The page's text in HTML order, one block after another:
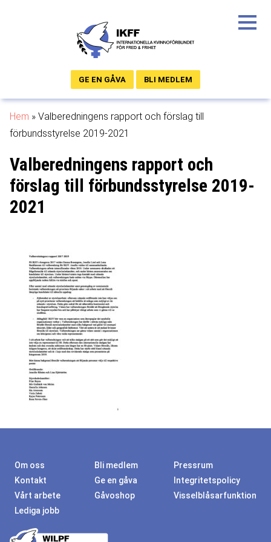
BLI MEDLEM
GE EN GÅVA
Hem » Valberedningens rapport och förslag till
förbundsstyrelse 2019-2021
Valberedningens rapport och
förslag till förbundsstyrelse 2019-
2021
Om oss Bli medlem
Pressrum
Kontakt
Ge en gåva
Integritetspolicy
Vårt arbete
Gåvoshop
Visselblåsarfunktion
Lediga jobb